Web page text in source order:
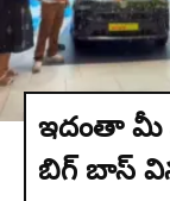
ఇదంతా మీ
బిగ్ బాస్